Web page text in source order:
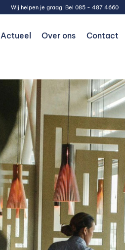
Wij helpen je graag! Bel 085 - 487 4660
Actueel Over ons Contact